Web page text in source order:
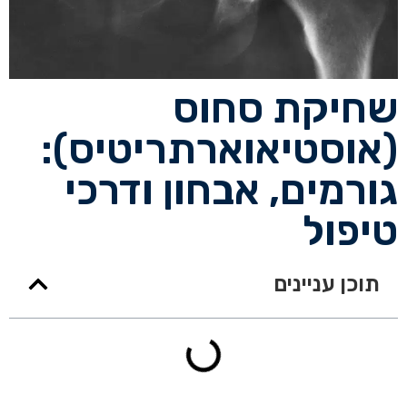
שחיקת סחוס
(אוסטיאוארתריטיס):
גורמים, אבחון ודרכי
טיפול
תוכן עניינים